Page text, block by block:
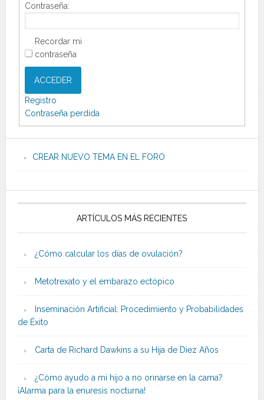
Contraseña:
Recordar mi
contraseña
ACCEDER
Registro
Contraseña perdida
CREAR NUEVO TEMA EN EL FORO
ARTÍCULOS MÁS RECIENTES
¿Cómo calcular los días de ovulación?
Metotrexato y el embarazo ectópico
Inseminación Artificial: Procedimiento y Probabilidades
de Éxito
Carta de Richard Dawkins a su Hija de Diez Años
¿Cómo ayudo a mi hijo a no orinarse en la cama?
¡Alarma para la enuresis nocturna!